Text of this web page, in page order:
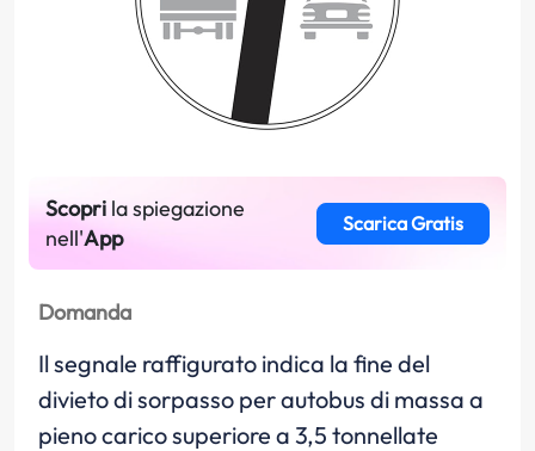
Scopri la spiegazione
nell'App
Scarica Gratis
Domanda
Il segnale raffigurato indica la fine del
divieto di sorpasso per autobus di massa a
pieno carico superiore a 3,5 tonnellate